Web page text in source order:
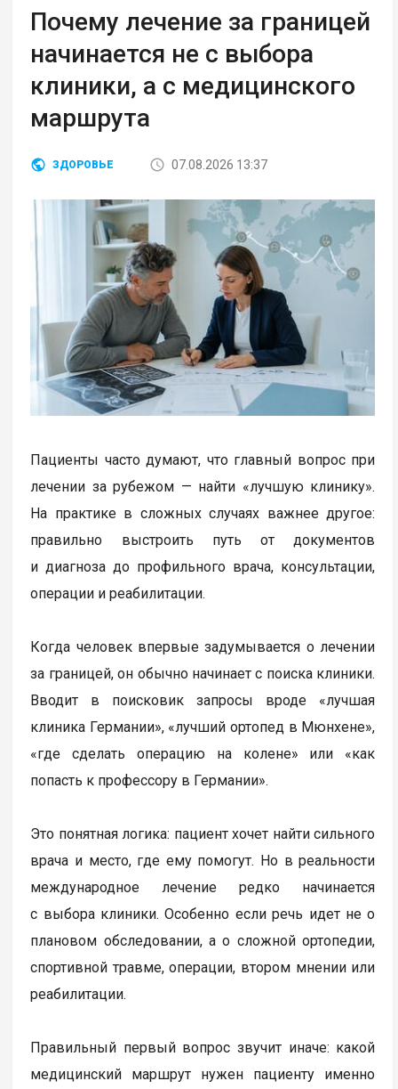
Почему лечение за границей
начинается не с выбора
клиники, а с медицинского
маршрута
ЗДОРОВЬЕ 07.08.2026 13:37
Пациенты часто думают, что главный вопрос при
лечении за рубежом — найти «лучшую клинику».
На практике в сложных случаях важнее другое:
правильно выстроить путь от документов
и диагноза до профильного врача, консультации,
операции и реабилитации.
Когда человек впервые задумывается о лечении
за границей, он обычно начинает с поиска клиники.
Вводит в поисковик запросы вроде «лучшая
клиника Германии», «лучший ортопед в Мюнхене»,
«где сделать операцию на колене» или «как
попасть к профессору в Германии».
Это понятная логика: пациент хочет найти сильного
врача и место, где ему помогут. Но в реальности
международное лечение редко начинается
с выбора клиники. Особенно если речь идет не о
плановом обследовании, а о сложной ортопедии,
спортивной травме, операции, втором мнении или
реабилитации.
Правильный первый вопрос звучит иначе: какой
медицинский маршрут нужен пациенту именно